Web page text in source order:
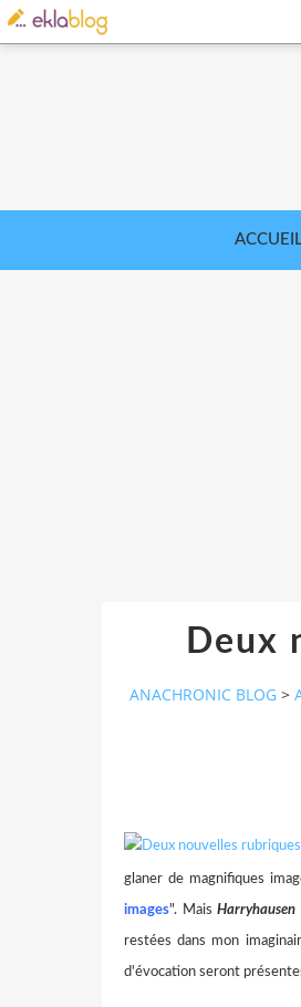
Deux
ANACHRONIC BLOG >
glaner de magnifiques
images". MaisHarryhausen
restées dans mon
d'évocation seront